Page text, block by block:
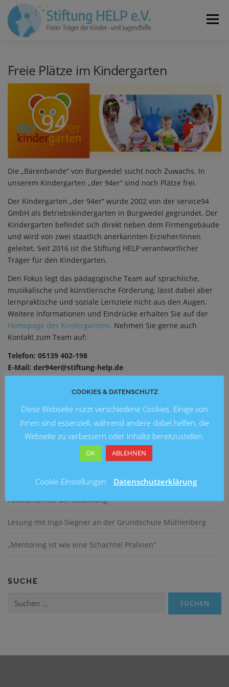
Zum
Inhalt
springen
Menü
SPENDEN
Freie Plätze im Kindergarten
Die „Bärenbande“ von Burgwedel sucht noch Zuwachs. In
unserem Kindergarten „der 94er“ sind noch Plätze frei.
Der Kindergarten „der 94er“ wurde 2002 von der service94
GmbH als Betriebskindergarten in Burgwedel gegründet. Der
Kindergarten befindet sich direkt neben dem Firmengebäude
und wird von zwei staatlich anerkannten Erzieher/innen
geleitet. Seit 2016 ist die Stiftung HELP verantwortlicher
Träger für den Kindergarten.
Den Fokus legt das pädagogische Team auf sprachliche,
musikalische und künstlerische Förderung, lässt dabei aber
lernpraktische und soziale Lernziele nicht aus den Augen.
Weitere Informationen und Eindrücke erhalten Sie auf der
Homepage des Kindergartens. Nehmen Sie gerne auch
Kontakt zum Team auf:
Telefon: 05139 402-198
E-Mail: der94er@stiftung-help.de
NEUESTE BEITRÄGE
Grundschule Marienwerder
Ein fröhliches Schulfest an der Brüder-Grimm-Schule
Fußballturnier am Entenfang
Lesung mit Ingo Siegner an der Grundschule Mühlenberg
„Mentoring ist wie eine Schachtel Pralinen“
SUCHE
Suchen
COOKIES & DATENSCHUTZ
Diese Webseite nutzt verschiedene Cookies. Einige von
ihnen sind essenziell, während andere dabei helfen, die
Webseite zu verbessern oder Inhalte bereitzustellen.
OK ABLEHNEN
Cookie-Einstellungen Datenschutzerklärung